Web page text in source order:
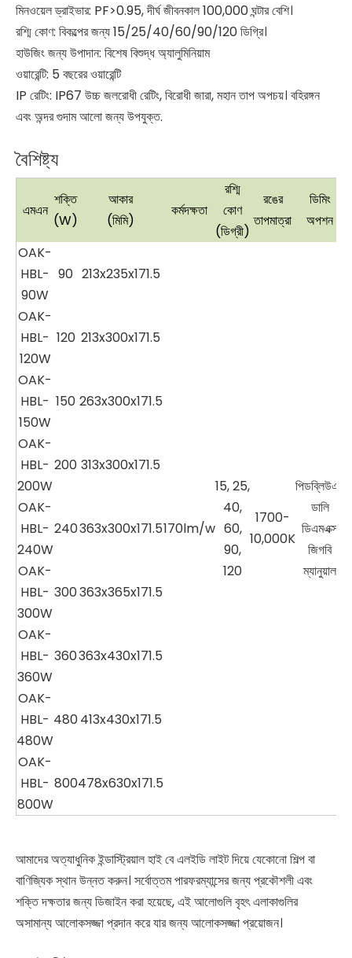
মিনওয়েল ড্রাইভার: PF>0.95, দীর্ঘ জীবনকাল 100,000 ঘন্টার বেশি।
রশ্মি কোণ: বিকল্পের জন্য 15/25/40/60/90/120 ডিগ্রি।
হাউজিং জন্য উপাদান: বিশেষ বিশুদ্ধ অ্যালুমিনিয়াম
ওয়ারেন্টি: 5 বছরের ওয়ারেন্টি
IP রেটিং: IP67 উচ্চ জলরোধী রেটিং, বিরোধী জারা, মহান তাপ অপচয়। বহিরঙ্গন
এবং অন্দর গুদাম আলো জন্য উপযুক্ত.
বৈশিষ্ট্য
এমএন
শক্তি
(W)
আকার
(মিমি)
কর্মদক্ষতা
রশ্মি
কোণ
(ডিগ্রী)
রঙের
তাপমাত্রা
ডিমিং
অপশন
OAK-
HBL-
90W
90 213x235x171.5
170lm/w
15, 25,
40,
60,
90,
120
1700-
10,000K
পিডব্লিউএম
ডালি
ডিএমএক্স
জিগবি
ম্যানুয়াল
OAK-
HBL-
120W
120 213x300x171.5
OAK-
HBL-
150W
150 263x300x171.5
OAK-
HBL-
200W
200 313x300x171.5
OAK-
HBL-
240W
240363x300x171.5
OAK-
HBL-
300W
300363x365x171.5
OAK-
HBL-
360W
360363x430x171.5
OAK-
HBL-
480W
480413x430x171.5
OAK-
HBL-
800W
800478x630x171.5
আমাদের অত্যাধুনিক ইন্ডাস্ট্রিয়াল হাই বে এলইডি লাইট দিয়ে যেকোনো শিল্প বা
বাণিজ্যিক স্থান উন্নত করুন। সর্বোত্তম পারফরম্যান্সের জন্য প্রকৌশলী এবং
শক্তি দক্ষতার জন্য ডিজাইন করা হয়েছে, এই আলোগুলি বৃহৎ এলাকাগুলির
অসামান্য আলোকসজ্জা প্রদান করে যার জন্য আলোকসজ্জা প্রয়োজন।